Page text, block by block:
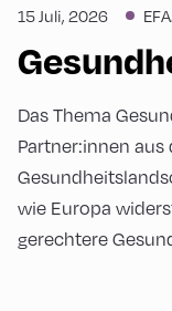
15 Juli, 2026
Das Thema
Partner:innen aus
wie Europa
gerechtere